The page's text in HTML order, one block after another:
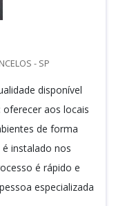
- SP
disponível
aos locais
de forma
instalado nos
é rápido e
especializada